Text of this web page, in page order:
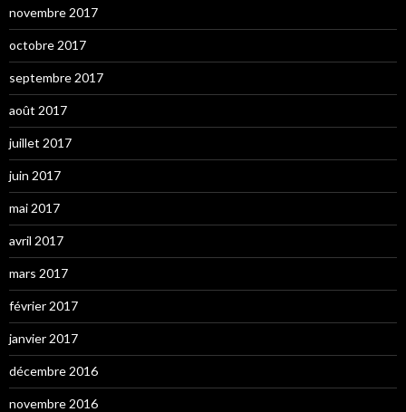
novembre 2017
octobre 2017
septembre 2017
août 2017
juillet 2017
juin 2017
mai 2017
avril 2017
mars 2017
février 2017
janvier 2017
décembre 2016
novembre 2016